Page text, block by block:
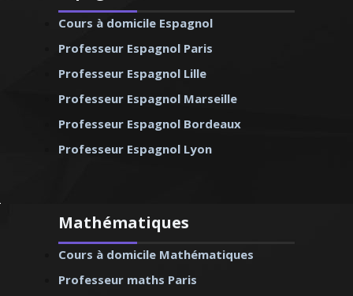
Cours à domicile Espagnol
Professeur Espagnol Paris
Professeur Espagnol Lille
Professeur Espagnol Marseille
Professeur Espagnol Bordeaux
Professeur Espagnol Lyon
Mathématiques
Cours à domicile Mathématiques
Professeur maths Paris